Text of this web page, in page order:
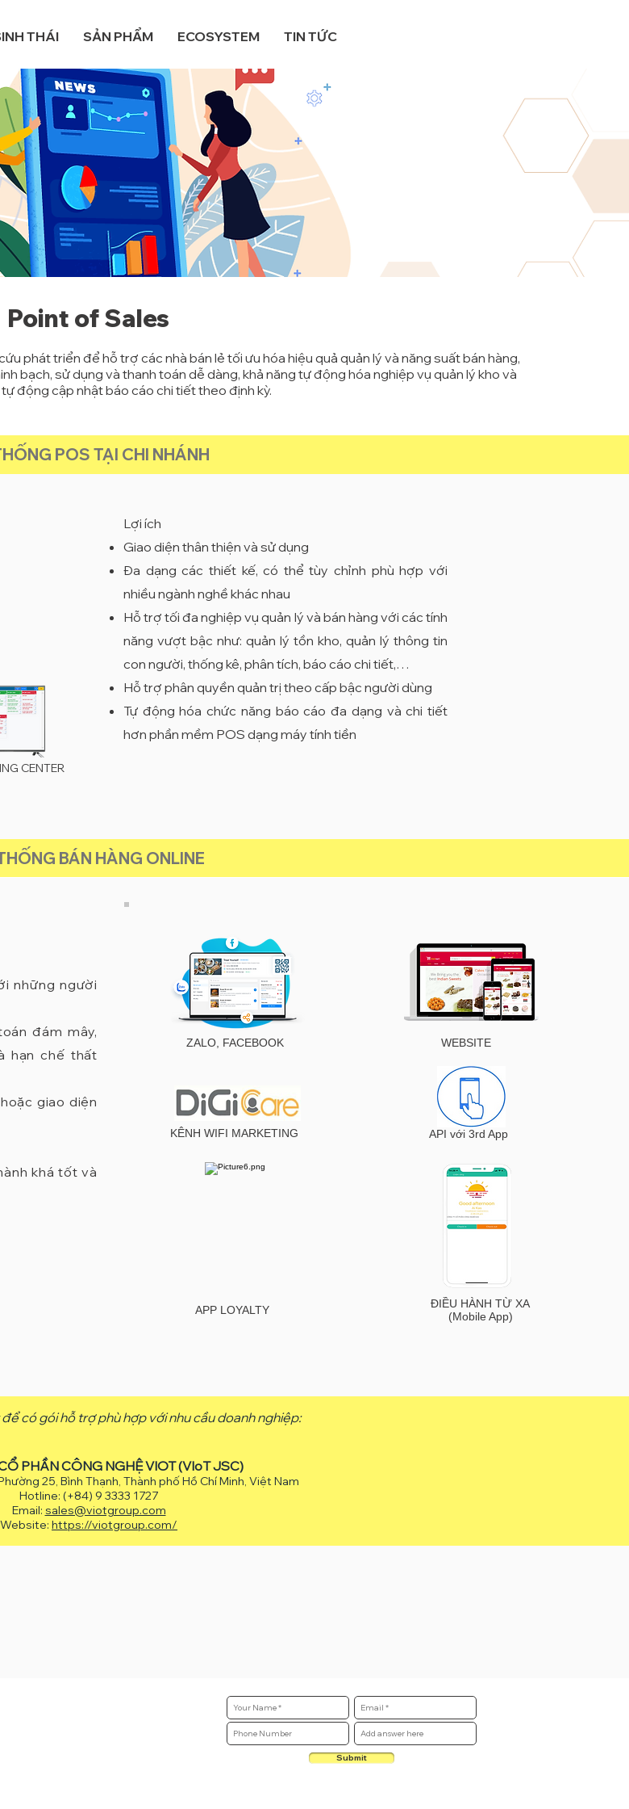
THÁI SẢN PHẨM ECOSYSTEM TIN TỨC
Point of Sales
phát triển để hỗ trợ các nhà bán lẻ tối ưu hóa hiệu quả quản lý và năng suất bán hàng,
bạch, sử dụng và thanh toán dễ dàng, khả năng tự động hóa nghiệp vụ quản lý kho và
tự động cập nhật báo cáo chi tiết theo định kỳ.
POS TẠI CHI NHÁNH
CENTER
Lợi ích​
Giao diện thân thiện và sử dụng
Đa dạng các thiết kế, có thể tùy chỉnh phù hợp với
nhiều ngành nghề khác nhau
Hỗ trợ tối đa nghiệp vụ quản lý và bán hàng với các tính
năng vượt bậc như: quản lý tồn kho, quản lý thông tin
con người, thống kê, phân tích, báo cáo chi tiết,…
Hỗ trợ phân quyền quản trị theo cấp bậc người dùng
Tự động hóa chức năng báo cáo đa dạng và chi tiết
hơn phần mềm POS dạng máy tính tiền
BÁN HÀNG ONLINE
những người
đám mây,
hạn chế thất
giao diện
khá tốt và
ZALO, FACEBOOK
KÊNH WIFI MARKETING
APP LOYALTY
WEBSITE
API với 3rd App
ĐIỀU HÀNH TỪ XA
(Mobile App)
có gói hỗ trợ phù hợp với nhu cầu doanh nghiệp:
PHẦN CÔNG NGHỆ VIOT (VIoT JSC)
25, Bình Thạnh, Thành phố Hồ Chí Minh, Việt Nam
Hotline: (+84) 9 3333 1727
Email: sales@viotgroup.com
Website: https://viotgroup.com/
Submit